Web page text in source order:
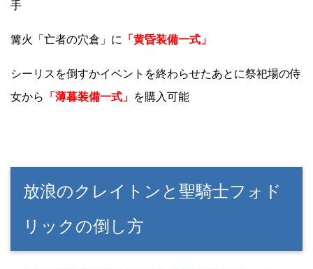
手
篝火「亡者の穴倉」に 「黄昏装備一式」
シーリスを倒すかイベントを終わらせたあとに祭祀場の侍
女から
「薄暮装備一式」 を購入可能
放浪のクレイトンと聖騎士フォド
リックの倒し方